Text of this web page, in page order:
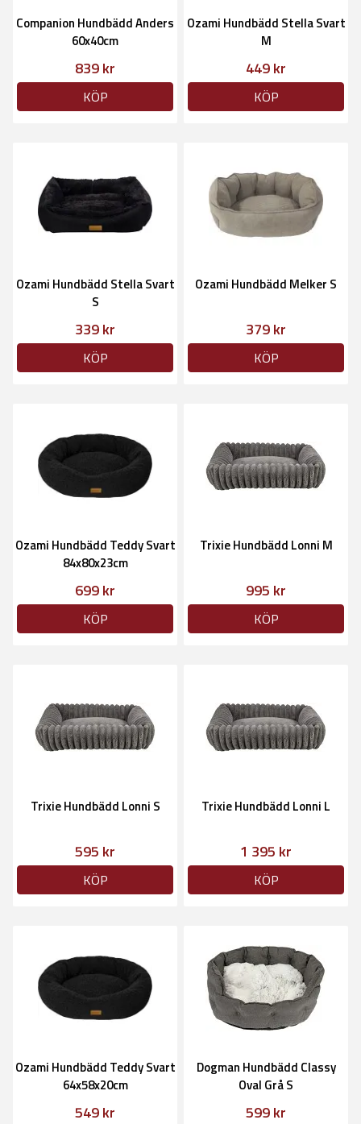
Companion Hundbädd Anders
60x40cm
839 kr
KÖP
Ozami Hundbädd Stella Svart
M
449 kr
KÖP
Ozami Hundbädd Stella Svart
S
339 kr
KÖP
Ozami Hundbädd Melker S
379 kr
KÖP
Ozami Hundbädd Teddy Svart
84x80x23cm
699 kr
KÖP
Trixie Hundbädd Lonni M
995 kr
KÖP
Trixie Hundbädd Lonni S
595 kr
KÖP
Trixie Hundbädd Lonni L
1 395 kr
KÖP
Ozami Hundbädd Teddy Svart
64x58x20cm
549 kr
Dogman Hundbädd Classy
Oval Grå S
599 kr